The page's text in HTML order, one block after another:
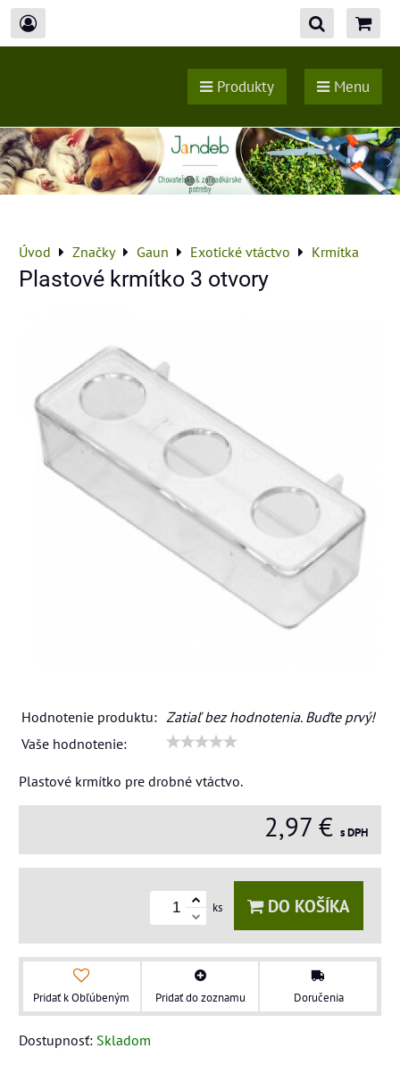
Produkty Menu
Úvod Značky Gaun Exotické vtáctvo Krmítka
Plastové krmítko 3 otvory
Hodnotenie produktu: Zatiaľ bez hodnotenia. Buďte prvý!
Vaše hodnotenie:
Plastové krmítko pre drobné vtáctvo.
2,97 € s DPH
ks DO KOŠÍKA
Pridať k Obľúbeným Pridať do zoznamu Doručenia
Dostupnosť: Skladom